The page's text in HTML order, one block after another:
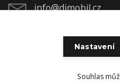
info@djmobil.cz
Nastavení
Souhlas